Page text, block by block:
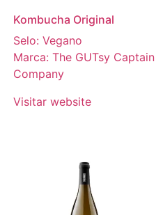
Kombucha Original
Selo: Vegano
Marca: The GUTsy Captain
Company
Visitar website